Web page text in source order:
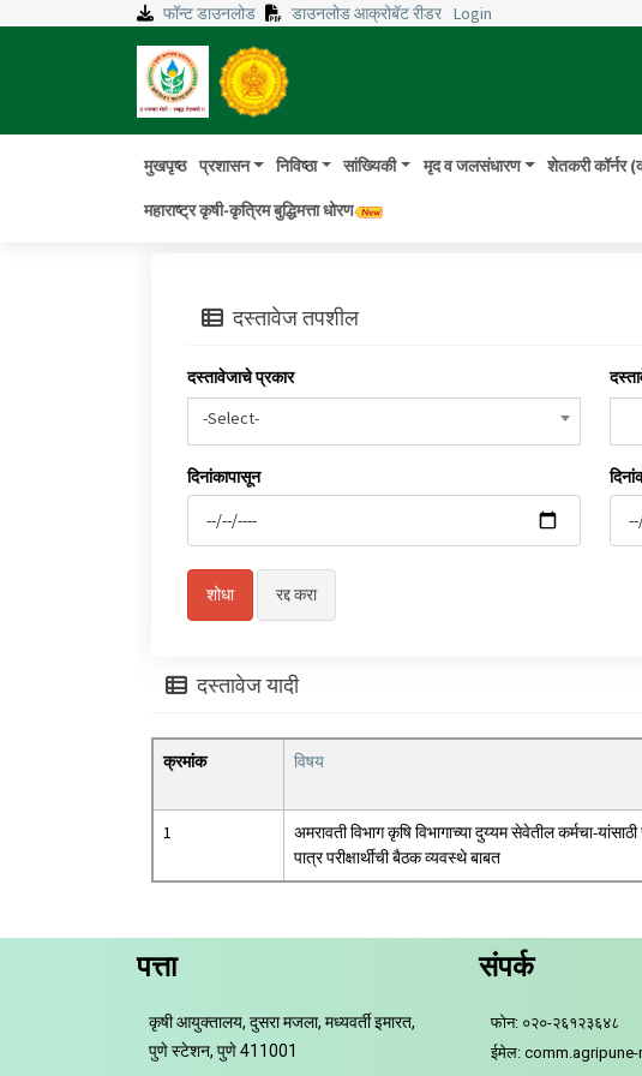
फॉन्ट डाउनलोड डाउनलोड आक्रोबॅट रीडर Login
मुखपृष्ठ प्रशासन निविष्ठा सांख्यिकी मृद व जलसंधारण शेतकरी कॉर्नर
महाराष्ट्र कृषी-कृत्रिम बुद्धिमत्ता धोरण
दस्तावेज तपशील
दस्तावेजाचे प्रकार
-Select-
दिनांकापासून
दस्तावेज यादी
क्रमांक विषय
1
अमरावती विभाग कृषि विभागाच्या दुय्यम सेवेतील कर्मचा-
पात्र परीक्षार्थीची बैठक व्यवस्थे बाबत
पत्ता
कृषी आयुक्तालय, दुसरा मजला, मध्यवर्ती इमारत,
पुणे स्टेशन, पुणे 411001
संपर्क
फोन: ०२०-२६१२३६४८
ईमेल: comm.agripune-